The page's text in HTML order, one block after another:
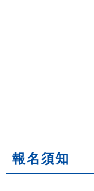
報名須知